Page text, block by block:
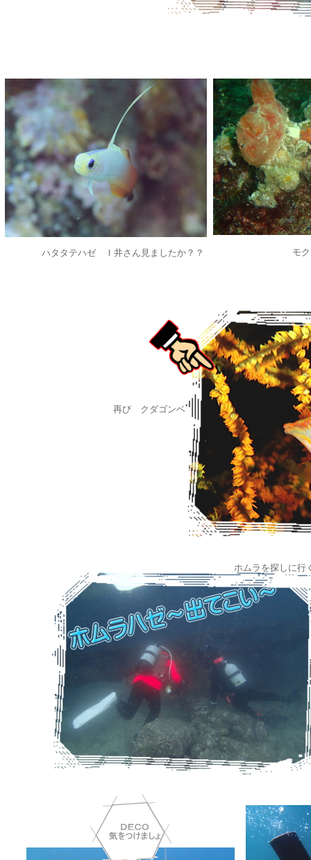
ホムラを探しに
再び クダゴンベ
モ
ハタタテハゼ Ｉ井さん見ましたか？？